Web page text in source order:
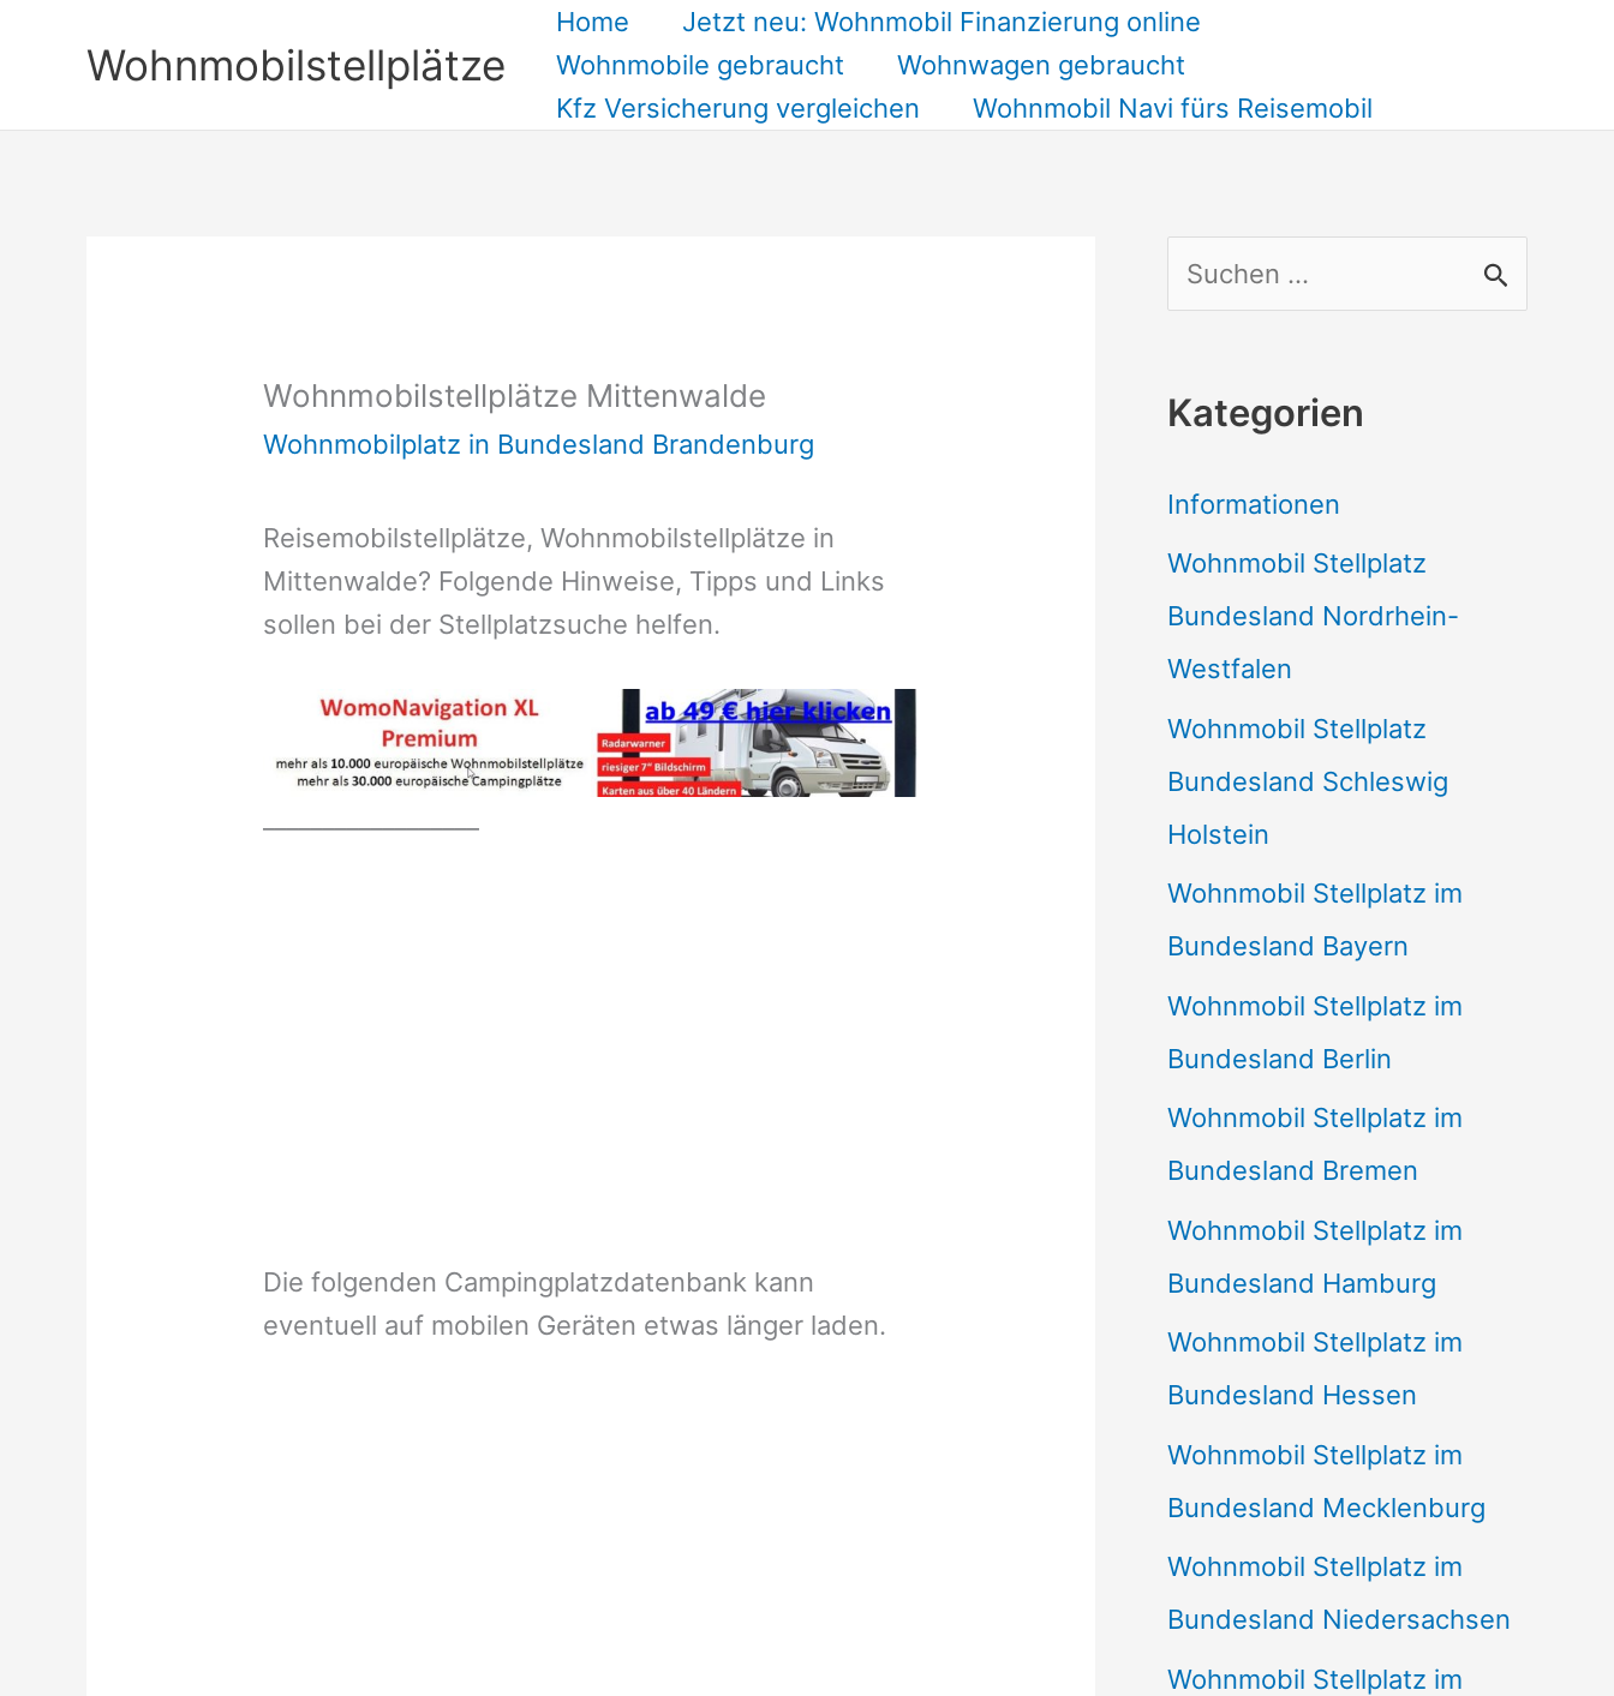
Wohnmobilstellplätze
Home
Jetzt neu: Wohnmobil Finanzierung online
Wohnmobile gebraucht
Wohnwagen gebraucht
Kfz Versicherung vergleichen
Wohnmobil Navi fürs Reisemobil
Wohnmobilstellplätze Mittenwalde
Wohnmobilplatz in Bundesland Brandenburg
Reisemobilstellplätze, Wohnmobilstellplätze in
Mittenwalde? Folgende Hinweise, Tipps und Links
sollen bei der Stellplatzsuche helfen.
Die folgenden Campingplatzdatenbank kann
eventuell auf mobilen Geräten etwas länger laden.
u
h
n
a
c
h
:
Kategorien
Informationen
Wohnmobil Stellplatz
Bundesland Nordrhein-
Westfalen
Wohnmobil Stellplatz
Bundesland Schleswig
Holstein
Wohnmobil Stellplatz im
Bundesland Bayern
Wohnmobil Stellplatz im
Bundesland Berlin
Wohnmobil Stellplatz im
Bundesland Bremen
Wohnmobil Stellplatz im
Bundesland Hamburg
Wohnmobil Stellplatz im
Bundesland Hessen
Wohnmobil Stellplatz im
Bundesland Mecklenburg
Wohnmobil Stellplatz im
Bundesland Niedersachsen
Wohnmobil Stellplatz im